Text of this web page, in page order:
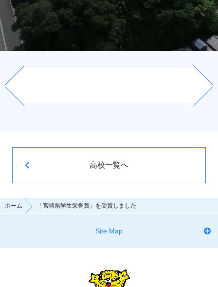
高校一覧へ
ホーム 「宮崎県学生栄誉賞」を受賞しました
Site Map